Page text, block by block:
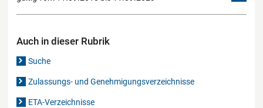
Auch in dieser Rubrik
Suche
Zulassungs- und Genehmigungsverzeichnisse
ETA-Verzeichnisse